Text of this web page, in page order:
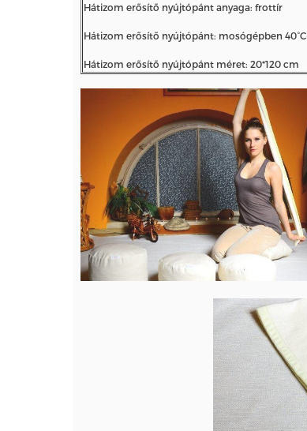
Hátizom erősítő nyújtópánt anyaga: frottír
Hátizom erősítő nyújtópánt: mosógépben
Hátizom erősítő nyújtópánt méret: 20*120 cm